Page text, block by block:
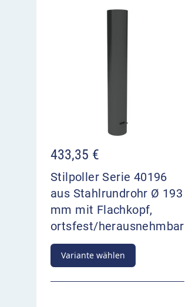
433,35 €
Stilpoller Serie 40196
aus Stahlrundrohr Ø 193
mm mit Flachkopf,
ortsfest/herausnehmbar
Variante wählen